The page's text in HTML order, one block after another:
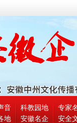
音 科教园地
专家
地 安徽名企 安全